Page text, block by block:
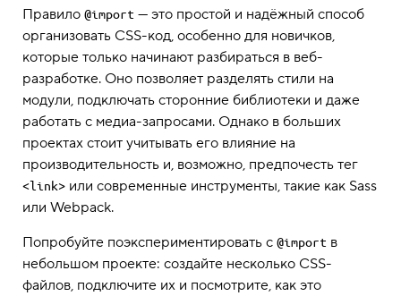
Правило @import — это простой и надёжный способ
организовать CSS-код, особенно для новичков,
которые только начинают разбираться в веб-
разработке. Оно позволяет разделять стили на
модули, подключать сторонние библиотеки и даже
работать с медиа-запросами. Однако в больших
проектах стоит учитывать его влияние на
производительность и, возможно, предпочесть тег
<link> или современные инструменты, такие как Sass
или Webpack.
Попробуйте поэкспериментировать с @import в
небольшом проекте: создайте несколько CSS-
файлов, подключите их и посмотрите, как это